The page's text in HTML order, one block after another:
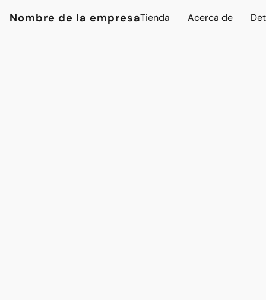
Nombre de la empresaTienda Acerca de